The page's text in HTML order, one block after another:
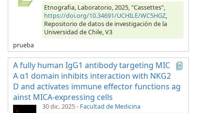
Etnografia, Laboratorio, 2025, "Cassettes",
https://doi.org/10.34691/UCHILE/WC5HGZ,
Repositorio de datos de investigación de la
Universidad de Chile, V3
prueba
A fully human IgG1 antibody targeting MIC
A α1 domain inhibits interaction with NKG2
D and activates immune effector functions ag
ainst MICA-expressing cells
30 dic. 2025- Facultad de Medicina